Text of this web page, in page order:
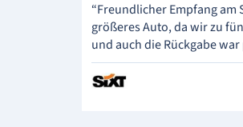
“Freundlicher Empfang am
größeres Auto, da wir zu
und auch die Rückgabe